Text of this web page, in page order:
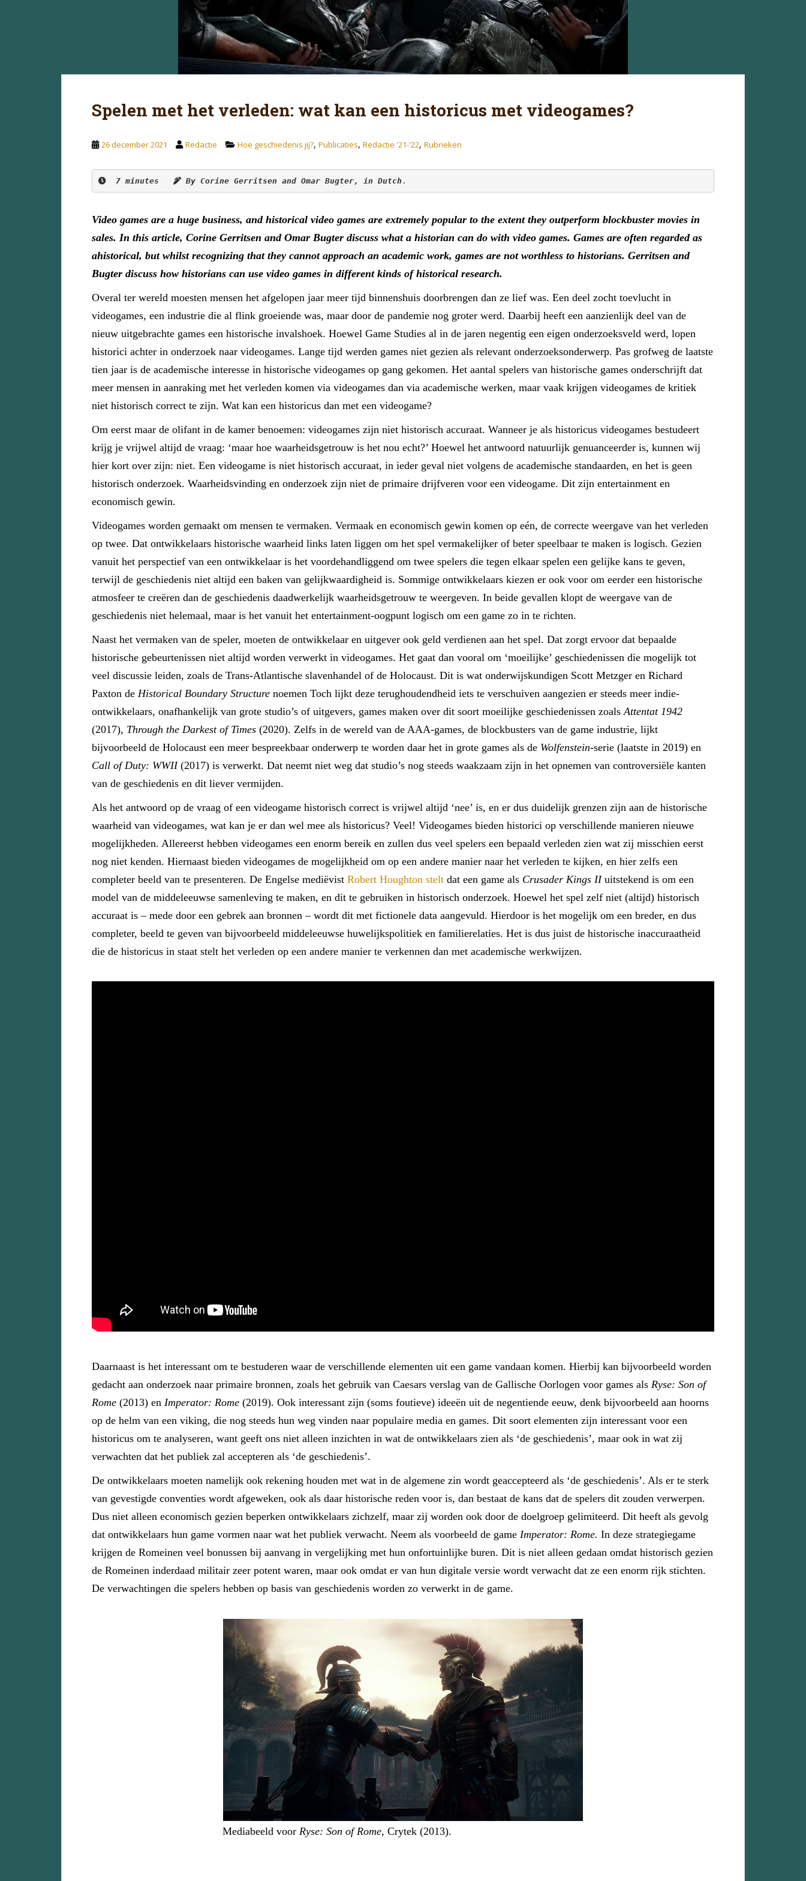
Spelen met het verleden: wat kan een historicus met videogames?
26 december 2021 Redactie Hoe geschiedenis jij?, Publicaties, Redactie '21-'22, Rubrieken
7 minutes By Corine Gerritsen and Omar Bugter, in Dutch .
Video games are a huge business, and historical video games are extremely popular to the extent they outperform blockbuster movies in
sales. In this article, Corine Gerritsen and Omar Bugter discuss what a historian can do with video games. Games are often regarded as
ahistorical, but whilst recognizing that they cannot approach an academic work, games are not worthless to historians. Gerritsen and
Bugter discuss how historians can use video games in different kinds of historical research.
Overal ter wereld moesten mensen het afgelopen jaar meer tijd binnenshuis doorbrengen dan ze lief was. Een deel zocht toevlucht in
videogames, een industrie die al flink groeiende was, maar door de pandemie nog groter werd. Daarbij heeft een aanzienlijk deel van de
nieuw uitgebrachte games een historische invalshoek. Hoewel Game Studies al in de jaren negentig een eigen onderzoeksveld werd, lopen
historici achter in onderzoek naar videogames. Lange tijd werden games niet gezien als relevant onderzoeksonderwerp. Pas grofweg de laatste
tien jaar is de academische interesse in historische videogames op gang gekomen. Het aantal spelers van historische games onderschrijft dat
meer mensen in aanraking met het verleden komen via videogames dan via academische werken, maar vaak krijgen videogames de kritiek
niet historisch correct te zijn. Wat kan een historicus dan met een videogame?
Om eerst maar de olifant in de kamer benoemen: videogames zijn niet historisch accuraat. Wanneer je als historicus videogames bestudeert
krijg je vrijwel altijd de vraag: ‘maar hoe waarheidsgetrouw is het nou echt?’ Hoewel het antwoord natuurlijk genuanceerder is, kunnen wij
hier kort over zijn: niet. Een videogame is niet historisch accuraat, in ieder geval niet volgens de academische standaarden, en het is geen
historisch onderzoek. Waarheidsvinding en onderzoek zijn niet de primaire drijfveren voor een videogame. Dit zijn entertainment en
economisch gewin.
Videogames worden gemaakt om mensen te vermaken. Vermaak en economisch gewin komen op eén, de correcte weergave van het verleden
op twee. Dat ontwikkelaars historische waarheid links laten liggen om het spel vermakelijker of beter speelbaar te maken is logisch. Gezien
vanuit het perspectief van een ontwikkelaar is het voordehandliggend om twee spelers die tegen elkaar spelen een gelijke kans te geven,
terwijl de geschiedenis niet altijd een baken van gelijkwaardigheid is. Sommige ontwikkelaars kiezen er ook voor om eerder een historische
atmosfeer te creëren dan de geschiedenis daadwerkelijk waarheidsgetrouw te weergeven. In beide gevallen klopt de weergave van de
geschiedenis niet helemaal, maar is het vanuit het entertainment-oogpunt logisch om een game zo in te richten.
Naast het vermaken van de speler, moeten de ontwikkelaar en uitgever ook geld verdienen aan het spel. Dat zorgt ervoor dat bepaalde
historische gebeurtenissen niet altijd worden verwerkt in videogames. Het gaat dan vooral om ‘moeilijke’ geschiedenissen die mogelijk tot
veel discussie leiden, zoals de Trans-Atlantische slavenhandel of de Holocaust. Dit is wat onderwijskundigen Scott Metzger en Richard
Paxton de Historical Boundary Structure noemen Toch lijkt deze terughoudendheid iets te verschuiven aangezien er steeds meer indie-
ontwikkelaars, onafhankelijk van grote studio’s of uitgevers, games maken over dit soort moeilijke geschiedenissen zoalsAttentat 1942
(2017), Through the Darkest of Times (2020). Zelfs in de wereld van de AAA-games, de blockbusters van de game industrie, lijkt
bijvoorbeeld de Holocaust een meer bespreekbaar onderwerp te worden daar het in grote games als de Wolfenstein-serie (laatste in 2019) en
Call of Duty: WWII (2017) is verwerkt. Dat neemt niet weg dat studio’s nog steeds waakzaam zijn in het opnemen van controversiële kanten
van de geschiedenis en dit liever vermijden.
Als het antwoord op de vraag of een videogame historisch correct is vrijwel altijd ‘nee’ is, en er dus duidelijk grenzen zijn aan de historische
waarheid van videogames, wat kan je er dan wel mee als historicus? Veel! Videogames bieden historici op verschillende manieren nieuwe
mogelijkheden. Allereerst hebben videogames een enorm bereik en zullen dus veel spelers een bepaald verleden zien wat zij misschien eerst
nog niet kenden. Hiernaast bieden videogames de mogelijkheid om op een andere manier naar het verleden te kijken, en hier zelfs een
completer beeld van te presenteren. De Engelse mediëvist Robert Houghton stelt dat een game als Crusader Kings IIuitstekend is om een
model van de middeleeuwse samenleving te maken, en dit te gebruiken in historisch onderzoek. Hoewel het spel zelf niet (altijd) historisch
accuraat is – mede door een gebrek aan bronnen – wordt dit met fictionele data aangevuld. Hierdoor is het mogelijk om een breder, en dus
completer, beeld te geven van bijvoorbeeld middeleeuwse huwelijkspolitiek en familierelaties. Het is dus juist de historische inaccuraatheid
die de historicus in staat stelt het verleden op een andere manier te verkennen dan met academische werkwijzen.
Daarnaast is het interessant om te bestuderen waar de verschillende elementen uit een game vandaan komen. Hierbij kan bijvoorbeeld worden
gedacht aan onderzoek naar primaire bronnen, zoals het gebruik van Caesars verslag van de Gallische Oorlogen voor games als Ryse: Son of
Rome (2013) en Imperator: Rome (2019). Ook interessant zijn (soms foutieve) ideeën uit de negentiende eeuw, denk bijvoorbeeld aan hoorns
op de helm van een viking, die nog steeds hun weg vinden naar populaire media en games. Dit soort elementen zijn interessant voor een
historicus om te analyseren, want geeft ons niet alleen inzichten in wat de ontwikkelaars zien als ‘de geschiedenis’, maar ook in wat zij
verwachten dat het publiek zal accepteren als ‘de geschiedenis’.
De ontwikkelaars moeten namelijk ook rekening houden met wat in de algemene zin wordt geaccepteerd als ‘de geschiedenis’. Als er te sterk
van gevestigde conventies wordt afgeweken, ook als daar historische reden voor is, dan bestaat de kans dat de spelers dit zouden verwerpen.
Dus niet alleen economisch gezien beperken ontwikkelaars zichzelf, maar zij worden ook door de doelgroep gelimiteerd. Dit heeft als gevolg
dat ontwikkelaars hun game vormen naar wat het publiek verwacht. Neem als voorbeeld de game Imperator: Rome. In deze strategiegame
krijgen de Romeinen veel bonussen bij aanvang in vergelijking met hun onfortuinlijke buren. Dit is niet alleen gedaan omdat historisch gezien
de Romeinen inderdaad militair zeer potent waren, maar ook omdat er van hun digitale versie wordt verwacht dat ze een enorm rijk stichten.
De verwachtingen die spelers hebben op basis van geschiedenis worden zo verwerkt in de game.
Mediabeeld voor Ryse: Son of Rome, Crytek (2013).